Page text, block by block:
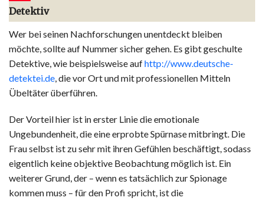
Detektiv
Wer bei seinen Nachforschungen unentdeckt bleiben
möchte, sollte auf Nummer sicher gehen. Es gibt geschulte
Detektive, wie beispielsweise aufhttp://www.deutsche-
detektei.de, die vor Ort und mit professionellen Mitteln
Übeltäter überführen.
Der Vorteil hier ist in erster Linie die emotionale
Ungebundenheit, die eine erprobte Spürnase mitbringt. Die
Frau selbst ist zu sehr mit ihren Gefühlen beschäftigt, sodass
eigentlich keine objektive Beobachtung möglich ist. Ein
weiterer Grund, der – wenn es tatsächlich zur Spionage
kommen muss – für den Profi spricht, ist die